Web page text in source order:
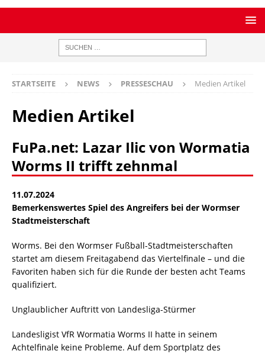
STARTSEITE NEWS PRESSESCHAU Medien Artikel
Medien Artikel
FuPa.net: Lazar Ilic von Wormatia
Worms II trifft zehnmal
11.07.2024
Bemerkenswertes Spiel des Angreifers bei der Wormser
Stadtmeisterschaft
Worms. Bei den Wormser Fußball-Stadtmeisterschaften
startet am diesem Freitagabend das Viertelfinale – und die
Favoriten haben sich für die Runde der besten acht Teams
qualifiziert.
Unglaublicher Auftritt von Landesliga-Stürmer
Landesligist VfR Wormatia Worms II hatte in seinem
Achtelfinale keine Probleme. Auf dem Sportplatz des